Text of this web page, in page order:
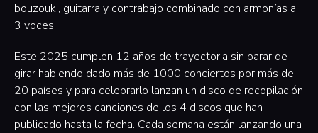
bouzouki, guitarra y contrabajo combinado con armonías a
3 voces.
Este 2025 cumplen 12 años de trayectoria sin parar de
girar habiendo dado más de 1000 conciertos por más de
20 países y para celebrarlo lanzan un disco de recopilación
con las mejores canciones de los 4 discos que han
publicado hasta la fecha. Cada semana están lanzando una